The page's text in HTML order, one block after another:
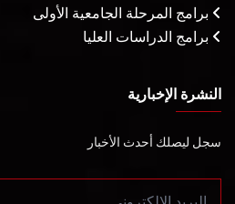
برامج المرحلة الجامعية الأولى
برامج الدراسات العليا
النشرة الإخبارية
سجل ليصلك أحدث الأخبار